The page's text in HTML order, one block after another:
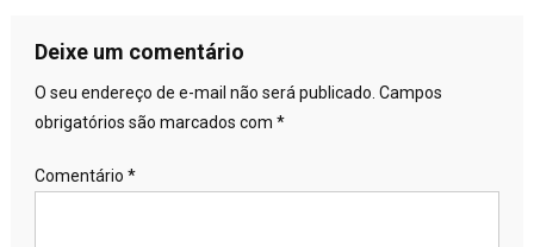
Deixe um comentário
O seu endereço de e-mail não será publicado. Campos
obrigatórios são marcados com *
Comentário *